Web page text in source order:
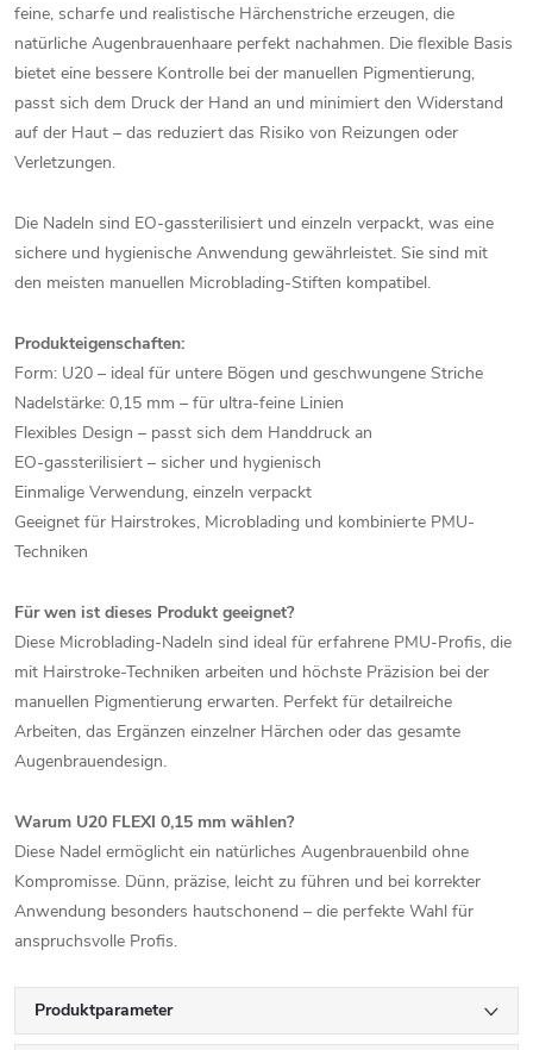
feine, scharfe und realistische Härchenstriche erzeugen, die
natürliche Augenbrauenhaare perfekt nachahmen. Die flexible Basis
bietet eine bessere Kontrolle bei der manuellen Pigmentierung,
passt sich dem Druck der Hand an und minimiert den Widerstand
auf der Haut – das reduziert das Risiko von Reizungen oder
Verletzungen.
Die Nadeln sind EO-gassterilisiert und einzeln verpackt, was eine
sichere und hygienische Anwendung gewährleistet. Sie sind mit
den meisten manuellen Microblading-Stiften kompatibel.
Produkteigenschaften:
Form: U20 – ideal für untere Bögen und geschwungene Striche
Nadelstärke: 0,15 mm – für ultra-feine Linien
Flexibles Design – passt sich dem Handdruck an
EO-gassterilisiert – sicher und hygienisch
Einmalige Verwendung, einzeln verpackt
Geeignet für Hairstrokes, Microblading und kombinierte PMU-
Techniken
Für wen ist dieses Produkt geeignet?
Diese Microblading-Nadeln sind ideal für erfahrene PMU-Profis, die
mit Hairstroke-Techniken arbeiten und höchste Präzision bei der
manuellen Pigmentierung erwarten. Perfekt für detailreiche
Arbeiten, das Ergänzen einzelner Härchen oder das gesamte
Augenbrauendesign.
Warum U20 FLEXI 0,15 mm wählen?
Diese Nadel ermöglicht ein natürliches Augenbrauenbild ohne
Kompromisse. Dünn, präzise, leicht zu führen und bei korrekter
Anwendung besonders hautschonend – die perfekte Wahl für
anspruchsvolle Profis.
Produktparameter